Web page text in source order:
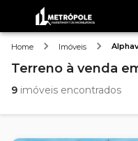
Home Imóveis
Terreno à venda
9 imóveis encontrados